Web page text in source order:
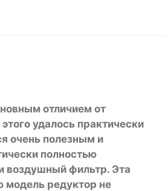
отличием от
удалось практически
очень полезным и
полностью
воздушный фильтр. Эта
модель редуктор не